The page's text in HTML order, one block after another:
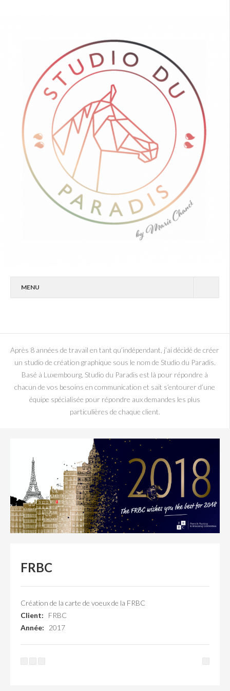
MENU
PHOTOS
Après 8 années de travail en tant qu’indépendant, j’ai décidé de créer
un studio de création graphique sous le nom de Studio du Paradis.
Basé à Luxembourg, Studio du Paradis est là pour répondre à
chacun de vos besoins en communication et sait s’entourer d’une
équipe spécialisée pour répondre aux demandes les plus
particulières de chaque client.
FRBC
Création de la carte de voeux de la FRBC
Client:
FRBC
Année:
2017